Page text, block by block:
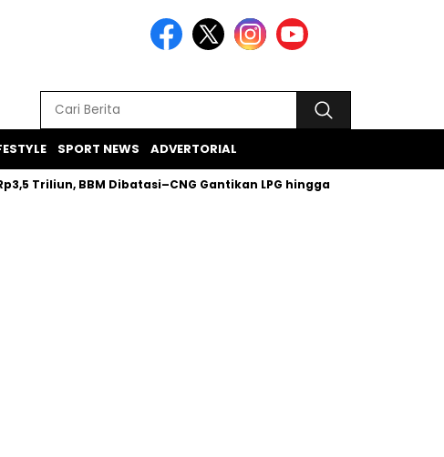
SPORT NEWS ADVERTORIAL
BBM Dibatasi–CNG Gantikan LPG hingga Tantangan LisDes